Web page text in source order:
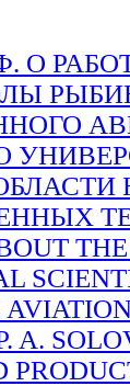
Ф. О
A.